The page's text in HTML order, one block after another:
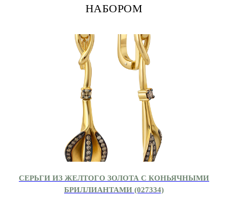
НАБОРОМ
СЕРЬГИ ИЗ ЖЕЛТОГО ЗОЛОТА С КОНЬЯЧНЫМИ
БРИЛЛИАНТАМИ (027334)